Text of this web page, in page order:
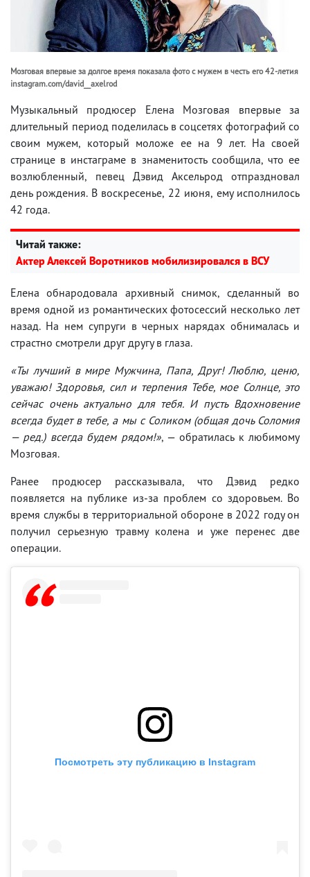
Мозговая впервые за долгое время показала фото с мужем в честь его 42-летия
instagram.com/david__axelrod
Музыкальный продюсер Елена Мозговая впервые за
длительный период поделилась в соцсетях фотографий со
своим мужем, который моложе ее на 9 лет. На своей
странице в инстаграме в знаменитость сообщила, что ее
возлюбленный, певец Дэвид Аксельрод отпраздновал
день рождения. В воскресенье, 22 июня, ему исполнилось
42 года.
Читай также:
Актер Алексей Воротников мобилизировался в ВСУ
Елена обнародовала архивный снимок, сделанный во
время одной из романтических фотосессий несколько лет
назад. На нем супруги в черных нарядах обнималась и
страстно смотрели друг другу в глаза.
«Ты лучший в мире Мужчина, Папа, Друг! Люблю, ценю,
уважаю! Здоровья, сил и терпения Тебе, мое Солнце, это
сейчас очень актуально для тебя. И пусть Вдохновение
всегда будет в тебе, а мы с Соликом (общая дочь Соломия
— ред.) всегда будем рядом!», — обратилась к любимому
Мозговая.
Ранее продюсер рассказывала, что Дэвид редко
появляется на публике из-за проблем со здоровьем. Во
время службы в территориальной обороне в 2022 году он
получил серьезную травму колена и уже перенес две
операции.
Посмотреть эту публикацию в Instagram